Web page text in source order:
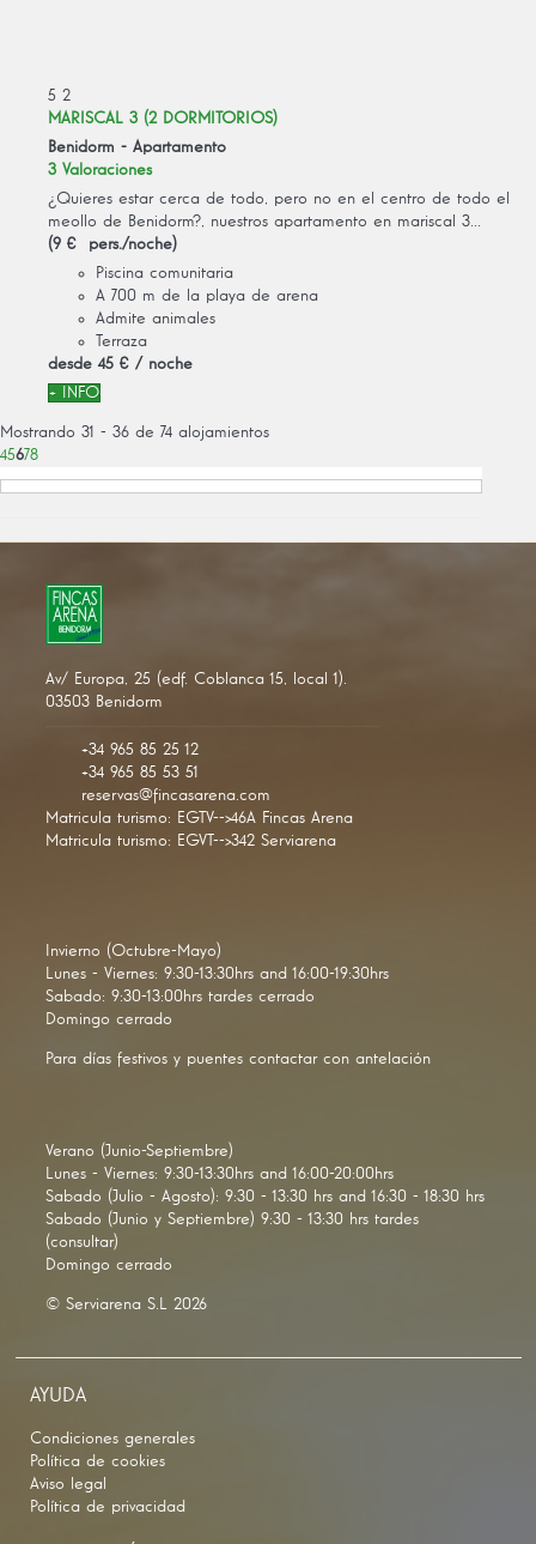
5 2
MARISCAL 3 (2 DORMITORIOS)
Benidorm - Apartamento
3 Valoraciones
¿Quieres estar cerca de todo, pero no en el centro de todo el
meollo de Benidorm?, nuestros apartamento en mariscal 3...
(9 € pers./noche)
Piscina comunitaria
A 700 m de la playa de arena
Admite animales
Terraza
desde 45 € / noche
+ INFO
Mostrando 31 - 36 de 74 alojamientos
45678
Av/ Europa, 25 (edf. Coblanca 15, local 1).
03503 Benidorm
+34 965 85 25 12
+34 965 85 53 51
reservas@fincasarena.com
Matricula turismo: EGTV-->46A Fincas Arena
Matricula turismo: EGVT-->342 Serviarena
Invierno (Octubre-Mayo)
Lunes - Viernes: 9:30-13:30hrs and 16:00-19:30hrs
Sabado: 9:30-13:00hrs tardes cerrado
Domingo cerrado
Para días festivos y puentes contactar con antelación
Verano (Junio-Septiembre)
Lunes - Viernes: 9:30-13:30hrs and 16:00-20:00hrs
Sabado (Julio - Agosto): 9:30 - 13:30 hrs and 16:30 - 18:30 hrs
Sabado (Junio y Septiembre) 9:30 - 13:30 hrs tardes
(consultar)
Domingo cerrado
© Serviarena S.L 2026
AYUDA
Condiciones generales
Política de cookies
Aviso legal
Política de privacidad